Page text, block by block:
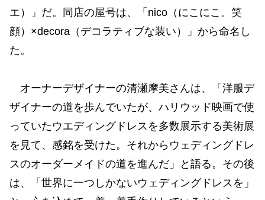
エ）」だ。同店の屋号は、「nico（にこにこ。笑
顔）×decora（デコラティブな装い）」から命名し
た。
オーナーデザイナーの清瀬摩美さんは、「洋服デ
ザイナーの道を歩んでいたが、ハリウッド映画で使
っていたウエディングドレスを多数展示する美術展
を見て、感銘を受けた。それからウェディングドレ
スのオーダーメイドの道を進んだ」と語る。その後
は、「世界に一つしかないウェディングドレスを」